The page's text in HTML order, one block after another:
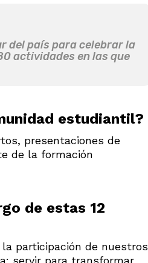
del país para celebrar la
actividades en las que
estudiantil?
presentaciones de
de la formación
de estas 12
participación de nuestros
servir para transformar.